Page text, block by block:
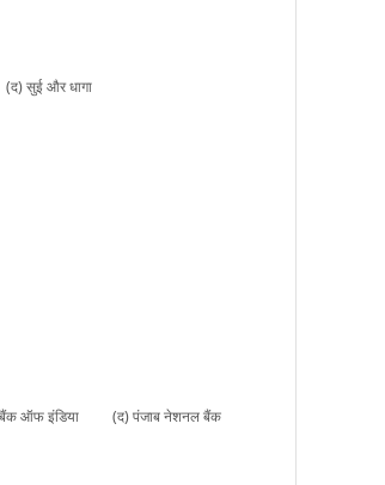
(द) सुई और धागा
ऑफ इंडिया (द) पंजाब नेशनल बैंक